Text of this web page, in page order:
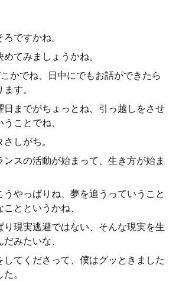
ですかね。
てみましょうかね。
かでね、日中にでもお話ができたら
す。
日までがちょっとね、引っ越しをさせ
ことでね、
しがち。
ンスの活動が始まって、生き方が始ま
うやっぱりね、夢を追うっていうこと
とというかね、
り現実逃避ではない、そんな現実を生
みたいな、
してくださって、僕はグッときました
。